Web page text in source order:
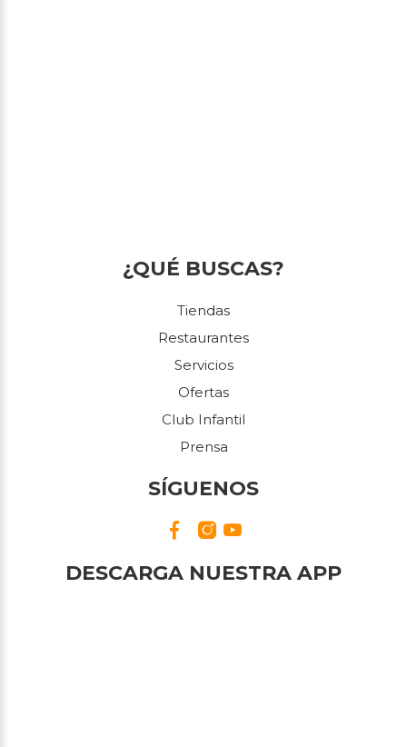
¿QUÉ BUSCAS?
Tiendas
Restaurantes
Servicios
Ofertas
Club Infantil
Prensa
SÍGUENOS
DESCARGA NUESTRA APP